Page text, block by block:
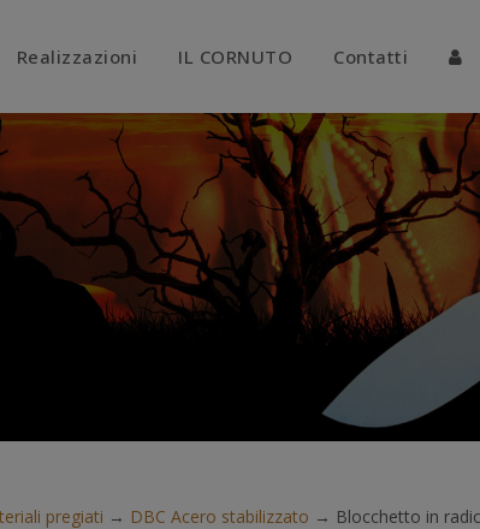
Realizzazioni IL CORNUTO Contatti
pregiati → DBC Acero stabilizzato → Blocchetto in